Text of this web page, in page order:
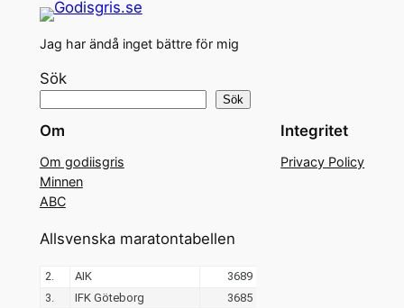
Jag har ändå inget bättre för mig
Sök
Sök
Om
Om godiisgris
Minnen
ABC
Integritet
Privacy Policy
Allsvenska maratontabellen